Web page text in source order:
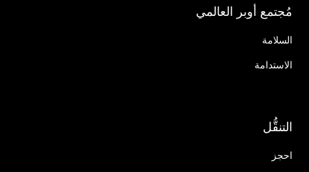
مُجتمع أوبر العالمي
السلامة
الاستدامة
التنقُّل
احجز